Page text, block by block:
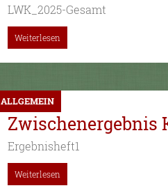
LWK_2025-Gesamt
Weiterlesen
ALLGEMEIN
Zwischenergebnis
Ergebnisheft1
Weiterlesen